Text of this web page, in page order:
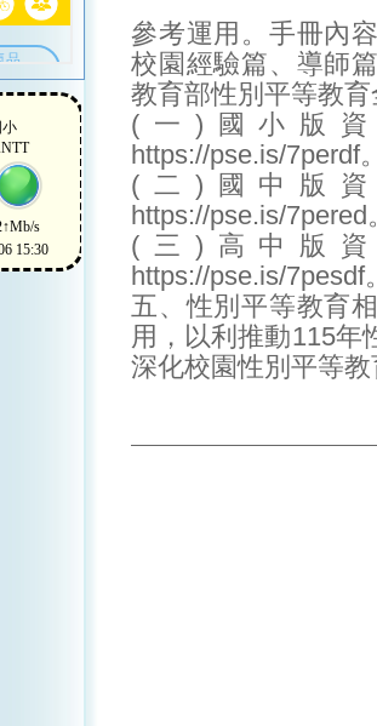
參考運用。手冊內
校園經驗篇、導師
教育部性別平等教
(一)國小版資
https://pse.is/7perdf
(二)國中版資
https://pse.is/7pered
(三)高中版資
https://pse.is/7pesdf
五、性別平等教育
用，以利推動115年
深化校園性別平等